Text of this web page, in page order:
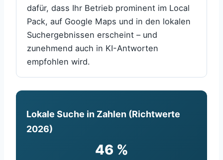
dafür, dass Ihr Betrieb prominent im Local
Pack, auf Google Maps und in den lokalen
Suchergebnissen erscheint – und
zunehmend auch in KI-Antworten
empfohlen wird.
Lokale Suche in Zahlen (Richtwerte
2026)
46 %